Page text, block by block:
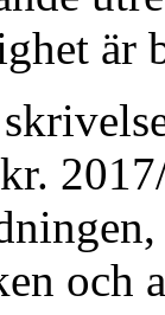
är
och